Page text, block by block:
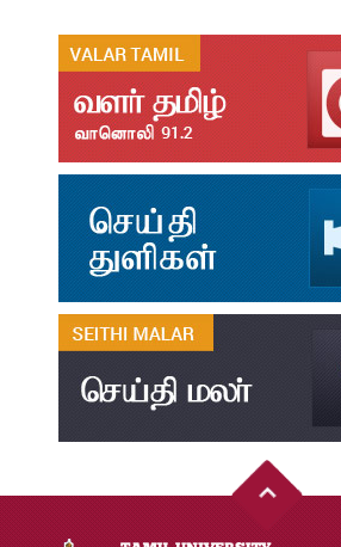
04
Jul
31
தமிழ்க்கலை – தமிழியல் காலாண்டு
Jul
31
தமிழ்க்கலை – தமிழியல் காலாண்டு
Jul
31
தமிழ்க்கலை – தமிழியல் காலாண்டு
தமிழ்க்கலை – தமிழியல் காலாண்டு